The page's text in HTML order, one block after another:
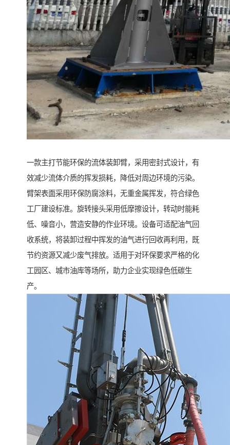
一款主打节能环保的流体装卸臂，采用密封式设计，有
效减少流体介质的挥发损耗，降低对周边环境的污染。
臂架表面采用环保防腐涂料，无重金属挥发，符合绿色
工厂建设标准。旋转接头采用低摩擦设计，转动时能耗
低、噪音小，营造安静的作业环境。设备可适配油气回
收系统，将装卸过程中挥发的油气进行回收再利用，既
节约资源又减少废气排放。适用于对环保要求严格的化
工园区、城市油库等场所，助力企业实现绿色低碳生
产。